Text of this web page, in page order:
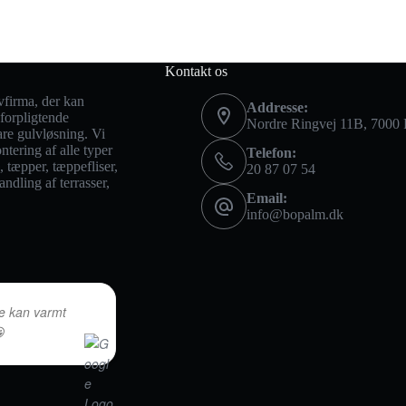
der kan
gulvløsning. Vi
af alle typer
tæpper, tæppefliser,
af terrasser,
kan varmt
Kontakt os
Addresse:
Nordre Ringvej 11B, 7000
Telefon:
20 87 07 54
Email:
info@bopalm.dk